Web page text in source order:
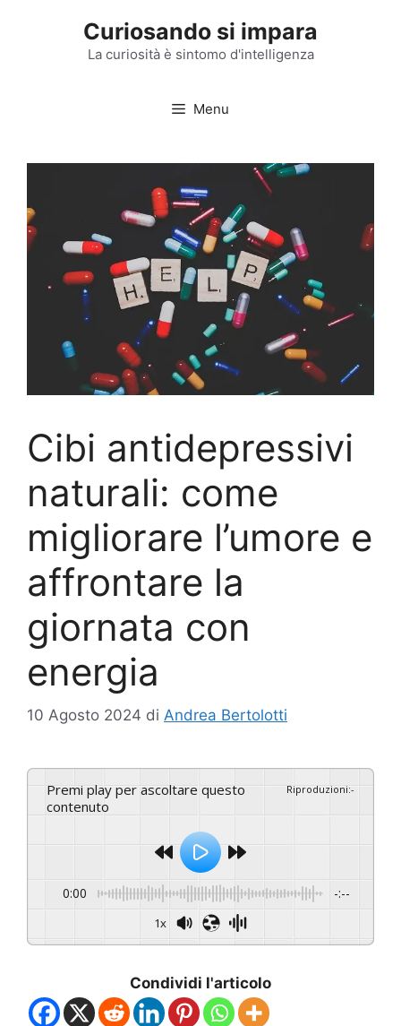
Curiosando si impara
La curiosità è sintomo d'intelligenza
Menu
Cibi antidepressivi
naturali: come
migliorare l’umore e
affrontare la
giornata con
energia
10 Agosto 2024 di Andrea Bertolotti
Premi play per ascoltare questo
contenuto
Riproduzioni:-
0:00 -:--
1x
Condividi l'articolo